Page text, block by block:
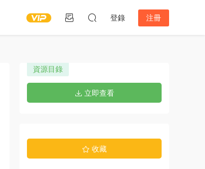
登錄 注冊
資源目錄
立即查看
收藏